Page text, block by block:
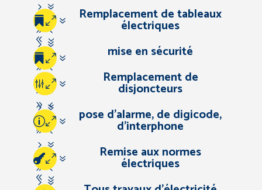
67
83
57
94
67
83
07
57
94
67
83
Remplacement de tableaux
électriques
07
57
94
67
83
mise en sécurité
07
57
94
67
83
Remplacement de
disjoncteurs
07
57
94
pose d’alarme, de digicode,
d’interphone
07
57
Remise aux normes
électriques